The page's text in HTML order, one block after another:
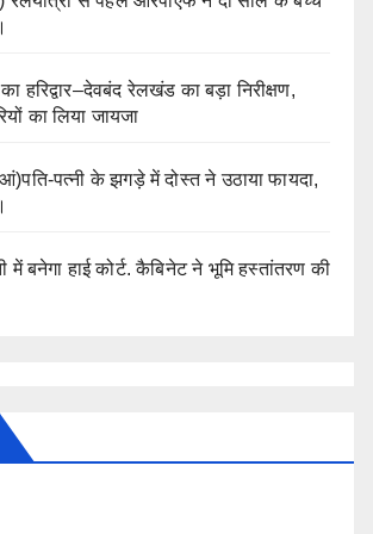
हरिद्वार–देवबंद रेलखंड का बड़ा निरीक्षण,
का लिया जायजा
पत्नी के झगड़े में दोस्त ने उठाया फायदा,
में बनेगा हाई कोर्ट. कैबिनेट ने भूमि हस्तांतरण की